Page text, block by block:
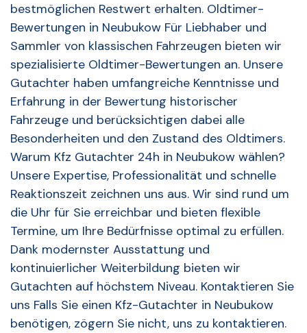
bestmöglichen Restwert erhalten. Oldtimer-
Bewertungen in Neubukow Für Liebhaber und
Sammler von klassischen Fahrzeugen bieten wir
spezialisierte Oldtimer-Bewertungen an. Unsere
Gutachter haben umfangreiche Kenntnisse und
Erfahrung in der Bewertung historischer
Fahrzeuge und berücksichtigen dabei alle
Besonderheiten und den Zustand des Oldtimers.
Warum Kfz Gutachter 24h in Neubukow wählen?
Unsere Expertise, Professionalität und schnelle
Reaktionszeit zeichnen uns aus. Wir sind rund um
die Uhr für Sie erreichbar und bieten flexible
Termine, um Ihre Bedürfnisse optimal zu erfüllen.
Dank modernster Ausstattung und
kontinuierlicher Weiterbildung bieten wir
Gutachten auf höchstem Niveau. Kontaktieren Sie
uns Falls Sie einen Kfz-Gutachter in Neubukow
benötigen, zögern Sie nicht, uns zu kontaktieren.